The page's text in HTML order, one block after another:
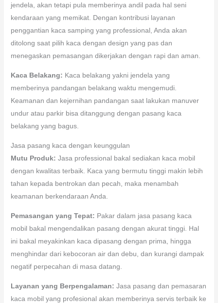
jendela, akan tetapi pula memberinya andil pada hal seni
kendaraan yang memikat. Dengan kontribusi layanan
penggantian kaca samping yang professional, Anda akan
ditolong saat pilih kaca dengan design yang pas dan
menegaskan pemasangan dikerjakan dengan rapi dan aman.
Kaca Belakang: Kaca belakang yakni jendela yang
memberinya pandangan belakang waktu mengemudi.
Keamanan dan kejernihan pandangan saat lakukan manuver
undur atau parkir bisa ditanggung dengan pasang kaca
belakang yang bagus.
Jasa pasang kaca dengan keunggulan
Mutu Produk: Jasa professional bakal sediakan kaca mobil
dengan kwalitas terbaik. Kaca yang bermutu tinggi makin lebih
tahan kepada bentrokan dan pecah, maka menambah
keamanan berkendaraan Anda.
Pemasangan yang Tepat: Pakar dalam jasa pasang kaca
mobil bakal mengendalikan pasang dengan akurat tinggi. Hal
ini bakal meyakinkan kaca dipasang dengan prima, hingga
menghindar dari kebocoran air dan debu, dan kurangi dampak
negatif perpecahan di masa datang.
Layanan yang Berpengalaman: Jasa pasang dan pemasaran
kaca mobil yang profesional akan memberinya servis terbaik ke